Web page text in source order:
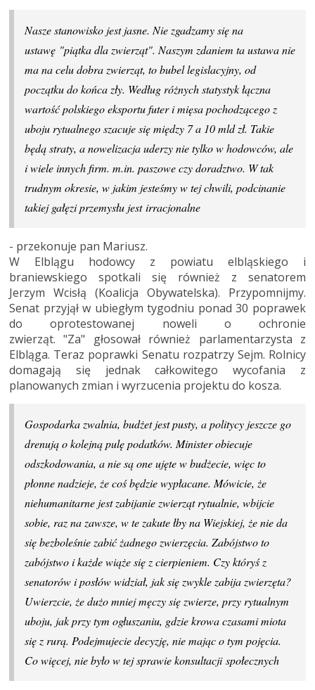
Nasze stanowisko jest jasne. Nie zgadzamy się na
ustawę "piątka dla zwierząt". Naszym zdaniem ta ustawa nie
ma na celu dobra zwierząt, to bubel legislacyjny, od
początku do końca zły. Według różnych statystyk łączna
wartość polskiego eksportu futer i mięsa pochodzącego z
uboju rytualnego szacuje się między 7 a 10 mld zł. Takie
będą straty, a nowelizacja uderzy nie tylko w hodowców, ale
i wiele innych firm. m.in. paszowe czy doradztwo. W tak
trudnym okresie, w jakim jesteśmy w tej chwili, podcinanie
takiej gałęzi przemysłu jest irracjonalne
- przekonuje pan Mariusz.
W Elblągu hodowcy z powiatu elbląskiego i
braniewskiego spotkali się również z senatorem
Jerzym Wcisłą (Koalicja Obywatelska). Przypomnijmy.
Senat przyjął w ubiegłym tygodniu ponad 30 poprawek
do oprotestowanej noweli o ochronie
zwierząt. "Za" głosował również parlamentarzysta z
Elbląga. Teraz poprawki Senatu rozpatrzy Sejm. Rolnicy
domagają się jednak całkowitego wycofania z
planowanych zmian i wyrzucenia projektu do kosza.
Gospodarka zwalnia, budżet jest pusty, a politycy jeszcze go
drenują o kolejną pulę podatków. Minister obiecuje
odszkodowania, a nie są one ujęte w budżecie, więc to
płonne nadzieje, że coś będzie wypłacane. Mówicie, że
niehumanitarne jest zabijanie zwierząt rytualnie, wbijcie
sobie, raz na zawsze, w te zakute łby na Wiejskiej, że nie da
się bezboleśnie zabić żadnego zwierzęcia. Zabójstwo to
zabójstwo i każde wiąże się z cierpieniem. Czy któryś z
senatorów i posłów widział, jak się zwykle zabija zwierzęta?
Uwierzcie, że dużo mniej męczy się zwierze, przy rytualnym
uboju, jak przy tym ogłuszaniu, gdzie krowa czasami miota
się z rurą. Podejmujecie decyzję, nie mając o tym pojęcia.
Co więcej, nie było w tej sprawie konsultacji społecznych